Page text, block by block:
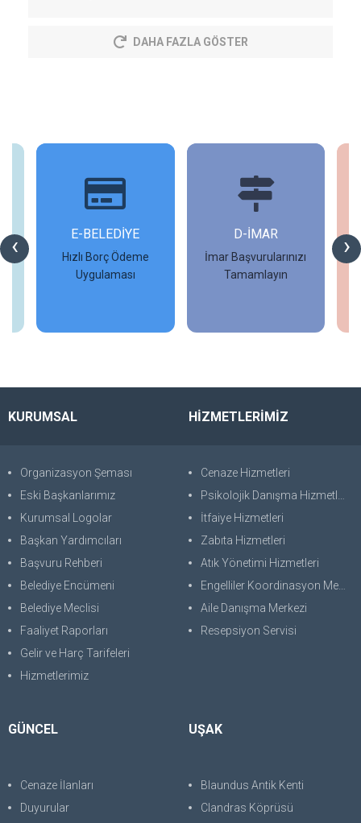
DAHA FAZLA GÖSTER
‹ ›
E-BELEDİYE
Hızlı Borç Ödeme
Uygulaması
D-İMAR
İmar Başvurularınızı
Tamamlayın
KURUMSAL
Organizasyon Şeması
Eski Başkanlarımız
Kurumsal Logolar
Başkan Yardımcıları
Başvuru Rehberi
Belediye Encümeni
Belediye Meclisi
Faaliyet Raporları
Gelir ve Harç Tarifeleri
Hizmetlerimiz
HİZMETLERİMİZ
Cenaze Hizmetleri
Psikolojik Danışma Hizmetleri
İtfaiye Hizmetleri
Zabıta Hizmetleri
Atık Yönetimi Hizmetleri
Engelliler Koordinasyon Merkezi
Aile Danışma Merkezi
Resepsiyon Servisi
GÜNCEL
Cenaze İlanları
Duyurular
UŞAK
Blaundus Antik Kenti
Clandras Köprüsü